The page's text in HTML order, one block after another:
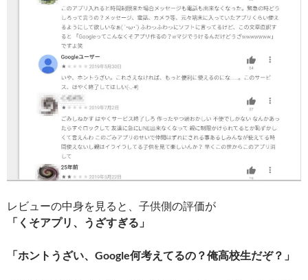
レビューの中身を見ると、子供側の評価が
「くそアプリ、うざすぎる」
「ホントうざい、Google何考えてるの？俺高校生だぞ？」